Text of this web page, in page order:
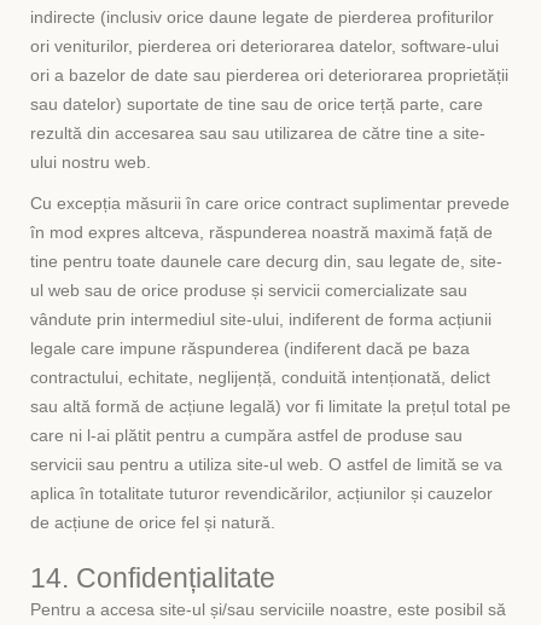
indirecte (inclusiv orice daune legate de pierderea profiturilor
ori veniturilor, pierderea ori deteriorarea datelor, software-ului
ori a bazelor de date sau pierderea ori deteriorarea proprietății
sau datelor) suportate de tine sau de orice terță parte, care
rezultă din accesarea sau sau utilizarea de către tine a site-
ului nostru web.
Cu excepția măsurii în care orice contract suplimentar prevede
în mod expres altceva, răspunderea noastră maximă față de
tine pentru toate daunele care decurg din, sau legate de, site-
ul web sau de orice produse și servicii comercializate sau
vândute prin intermediul site-ului, indiferent de forma acțiunii
legale care impune răspunderea (indiferent dacă pe baza
contractului, echitate, neglijență, conduită intenționată, delict
sau altă formă de acțiune legală) vor fi limitate la prețul total pe
care ni l-ai plătit pentru a cumpăra astfel de produse sau
servicii sau pentru a utiliza site-ul web. O astfel de limită se va
aplica în totalitate tuturor revendicărilor, acțiunilor și cauzelor
de acțiune de orice fel și natură.
14. Confidențialitate
Pentru a accesa site-ul și/sau serviciile noastre, este posibil să